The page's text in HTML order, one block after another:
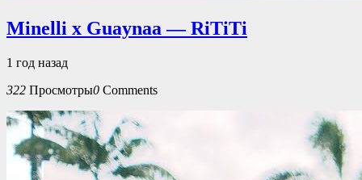
Minelli x ‪Guaynaa — RiTiTi
1 год назад
322 Просмотры0 Comments